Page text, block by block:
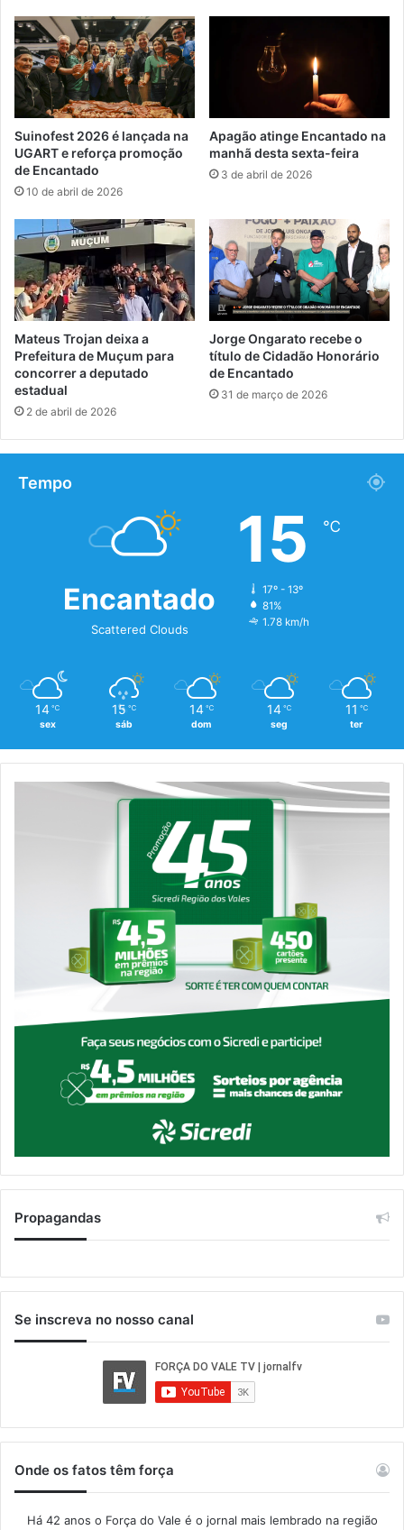
Suinofest 2026 é lançada na
UGART e reforça promoção
de Encantado
10 de abril de 2026
Apagão atinge Encantado na
manhã desta sexta-feira
3 de abril de 2026
Mateus Trojan deixa a
Prefeitura de Muçum para
concorrer a deputado
estadual
2 de abril de 2026
Jorge Ongarato recebe o
título de Cidadão Honorário
de Encantado
31 de março de 2026
Tempo
Encantado
Scattered Clouds
15 ℃
17º - 13º
81%
1.78 km/h
14 ℃
sex
15 ℃
sáb
14 ℃
dom
14 ℃
seg
11 ℃
ter
Propagandas
Se inscreva no nosso canal
Onde os fatos têm força
Há 42 anos o Força do Vale é o jornal mais lembrado na região